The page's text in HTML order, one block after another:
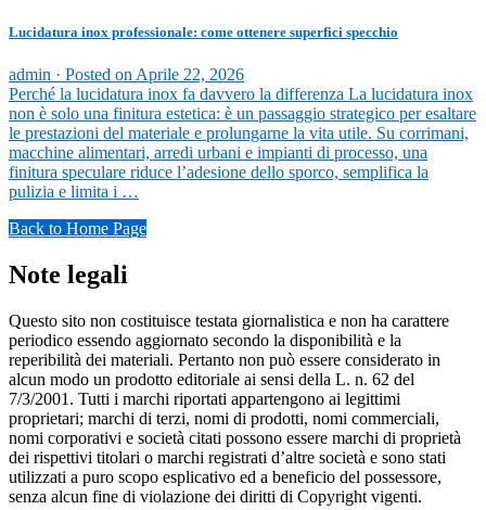
Lucidatura inox professionale: come ottenere superfici specchio
admin · Posted on Aprile 22, 2026
Perché la lucidatura inox fa davvero la differenza La lucidatura inox
non è solo una finitura estetica: è un passaggio strategico per esaltare
le prestazioni del materiale e prolungarne la vita utile. Su corrimani,
macchine alimentari, arredi urbani e impianti di processo, una
finitura speculare riduce l’adesione dello sporco, semplifica la
pulizia e limita i …
Back to Home Page
Note legali
Questo sito non costituisce testata giornalistica e non ha carattere
periodico essendo aggiornato secondo la disponibilità e la
reperibilità dei materiali. Pertanto non può essere considerato in
alcun modo un prodotto editoriale ai sensi della L. n. 62 del
7/3/2001. Tutti i marchi riportati appartengono ai legittimi
proprietari; marchi di terzi, nomi di prodotti, nomi commerciali,
nomi corporativi e società citati possono essere marchi di proprietà
dei rispettivi titolari o marchi registrati d’altre società e sono stati
utilizzati a puro scopo esplicativo ed a beneficio del possessore,
senza alcun fine di violazione dei diritti di Copyright vigenti.